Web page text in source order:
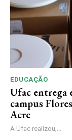
EDUCAÇÃO
Ufac entrega
campus
Acre
A Ufac realizou,...